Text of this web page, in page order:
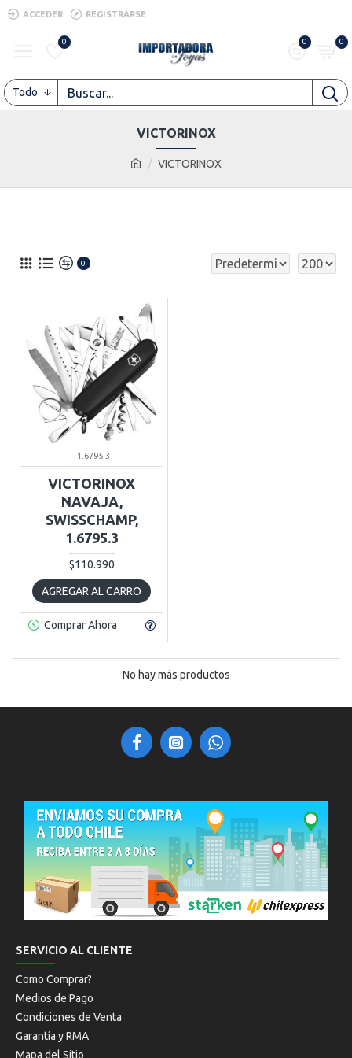
ACCEDER REGISTRARSE
0 0 0
Todo
VICTORINOX
VICTORINOX
0
1.6795.3
VICTORINOX
NAVAJA,
SWISSCHAMP,
1.6795.3
$110.990
AGREGAR AL CARRO
Comprar Ahora
No hay más productos
SERVICIO AL CLIENTE
Como Comprar?
Medios de Pago
Condiciones de Venta
Garantía y RMA
Mapa del Sitio